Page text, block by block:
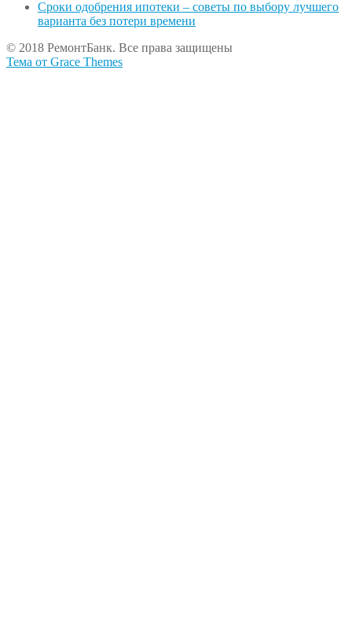
Сроки одобрения ипотеки – советы по выбору лучшего
варианта без потери времени
© 2018 РемонтБанк. Все права защищены
Тема от Grace Themes